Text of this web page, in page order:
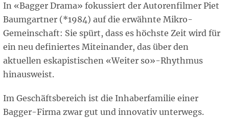
In «Bagger Drama» fokussiert der Autorenfilmer Piet
Baumgartner (*1984) auf die erwähnte Mikro-
Gemeinschaft: Sie spürt, dass es höchste Zeit wird für
ein neu definiertes Miteinander, das über den
aktuellen eskapistischen «Weiter so»-Rhythmus
hinausweist.
Im Geschäftsbereich ist die Inhaberfamilie einer
Bagger-Firma zwar gut und innovativ unterwegs.